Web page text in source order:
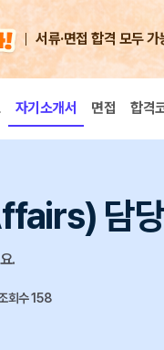
서류·면접 합격 모두 가
자기소개서 면접 합격
담당
.
회수 158